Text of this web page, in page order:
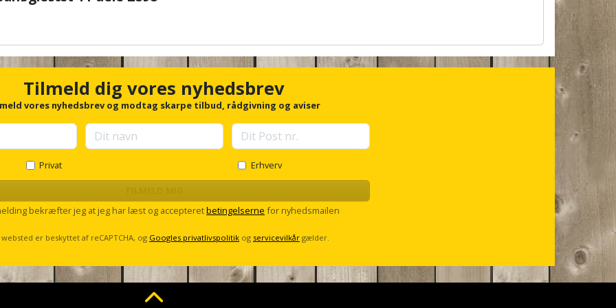
Tilmeld dig vores nyhedsbrev
vores nyhedsbrev og modtag skarpe tilbud, rådgivning og aviser
Privat Erhverv
bekræfter jeg at jeg har læst og accepteretbetingelserne for nyhedsmailen
er beskyttet af reCAPTCHA, og Googles privatlivspolitik og servicevilkår gælder.